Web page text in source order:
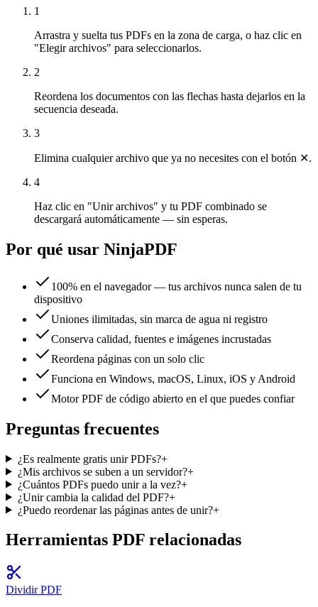
1
Arrastra y suelta tus PDFs en la zona de carga, o haz clic en
"Elegir archivos" para seleccionarlos.
2
Reordena los documentos con las flechas hasta dejarlos en la
secuencia deseada.
3
Elimina cualquier archivo que ya no necesites con el botón ✕.
4
Haz clic en "Unir archivos" y tu PDF combinado se
descargará automáticamente — sin esperas.
Por qué usar NinjaPDF
100% en el navegador — tus archivos nunca salen de tu
dispositivo
Uniones ilimitadas, sin marca de agua ni registro
Conserva calidad, fuentes e imágenes incrustadas
Reordena páginas con un solo clic
Funciona en Windows, macOS, Linux, iOS y Android
Motor PDF de código abierto en el que puedes confiar
Preguntas frecuentes
¿Es realmente gratis unir PDFs?+
¿Mis archivos se suben a un servidor?+
¿Cuántos PDFs puedo unir a la vez?+
¿Unir cambia la calidad del PDF?+
¿Puedo reordenar las páginas antes de unir?+
Herramientas PDF relacionadas
Dividir PDF